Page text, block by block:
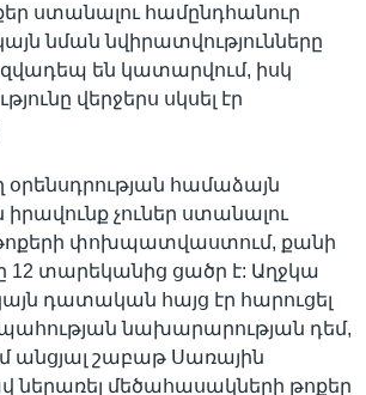
ստանալու համընդհանուր
նման նվիրատվությունները
են կատարվում, իսկ
վերջերս սկսել էր
օրենսդրության համաձայն
չուներ ստանալու
փոխպատվաստում, քանի
12 տարեկանից ցածր է: Աղջկա
դատական հայց էր հարուցել
նախարարության դեմ,
անցյալ շաբաթ Սառային
ներառել մեծահասակների թոքեր